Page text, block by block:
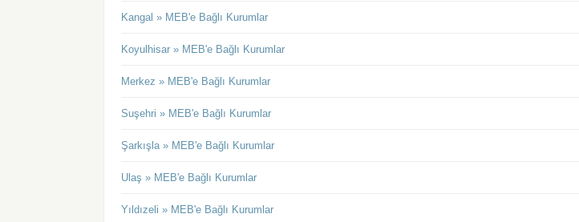
Kangal » MEB'e Bağlı Kurumlar
Koyulhisar » MEB'e Bağlı Kurumlar
Merkez » MEB'e Bağlı Kurumlar
Suşehri » MEB'e Bağlı Kurumlar
Şarkışla » MEB'e Bağlı Kurumlar
Ulaş » MEB'e Bağlı Kurumlar
Yıldızeli » MEB'e Bağlı Kurumlar